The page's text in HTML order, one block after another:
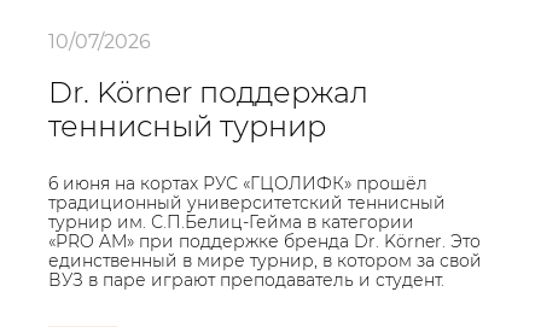
10/07/2026
Dr. Körner поддержал
теннисный турнир
6 июня на кортах РУС «ГЦОЛИФК» прошёл
традиционный университетский теннисный
турнир им. С.П.Белиц-Гейма в категории
«PRO AM» при поддержке бренда Dr. Körner. Это
единственный в мире турнир, в котором за свой
ВУЗ в паре играют преподаватель и студент.